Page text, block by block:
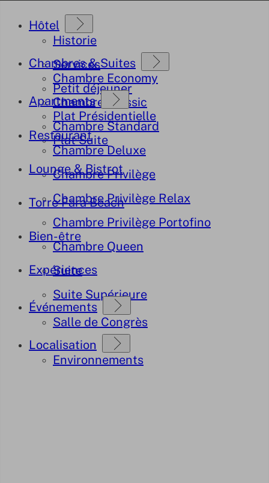
Hôtel
Historie
Services
Petit déjeuner
Chambres & Suites
Chambre Economy
Chambre Classic
Chambre Standard
Chambre Deluxe
Chambre Privilège
Chambre Privilège Relax
Chambre Privilège Portofino
Chambre Queen
Suite
Suite Supérieure
Apartments
Plat Présidentielle
Plat Suite
Restaurant
Lounge & Bistrot
Torre Fara Beach
Bien-être
Expériences
Événements
Salle de Congrès
Localisation
Environnements